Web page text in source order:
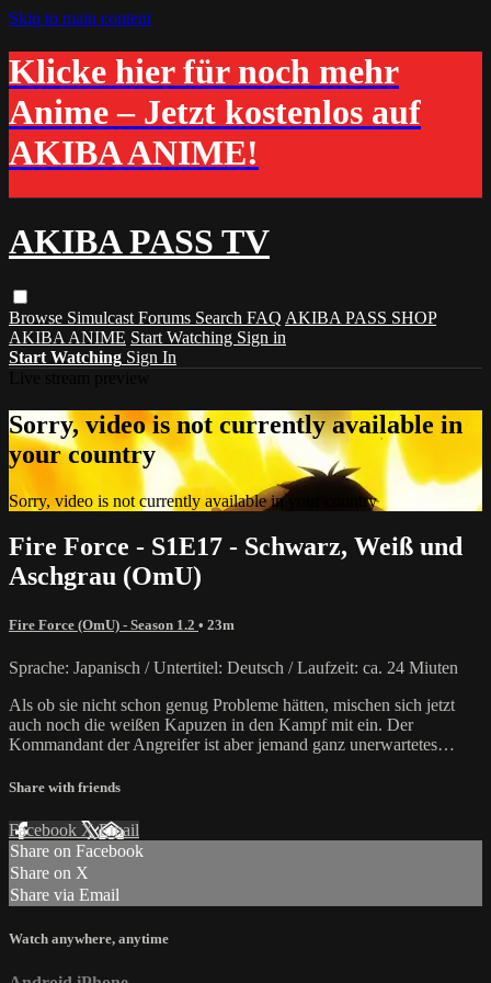
Skip to main content
Klicke hier für noch mehr
Anime – Jetzt kostenlos auf
AKIBA ANIME!
AKIBA PASS TV
Browse Simulcast Forums Search FAQ AKIBA PASS SHOP
AKIBA ANIME Start Watching Sign in
Start Watching Sign In
Sorry, video is not currently available in
your country
Sorry, video is not currently available in your country
Fire Force - S1E17 - Schwarz, Weiß und
Aschgrau (OmU)
Fire Force (OmU) - Season 1.2 • 23m
Sprache: Japanisch / Untertitel: Deutsch / Laufzeit: ca. 24 Miuten
Als ob sie nicht schon genug Probleme hätten, mischen sich jetzt
auch noch die weißen Kapuzen in den Kampf mit ein. Der
Kommandant der Angreifer ist aber jemand ganz unerwartetes…
Share with friends
Facebook XEmail
Share on Facebook
Share on X
Share via Email
Watch anywhere, anytime